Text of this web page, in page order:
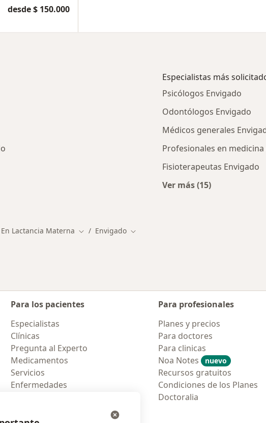
desde $ 150.000
Especialistas más
Psicólogos Envigado
Odontólogos Envigado
Médicos generales
Profesionales en
Fisioterapeutas Envigado
Ver más (15)
Lactancia Materna Cambiar de ciudad
Envigado Cambiar de ciudad
Para los pacientes
Especialistas
Clínicas
Pregunta al Experto
Medicamentos
Servicios
Enfermedades
Para profesionales
Planes y precios
Para doctores
Para clinicas
Noa Notes
nuevo
Recursos gratuitos
Condiciones de los Planes
Doctoralia